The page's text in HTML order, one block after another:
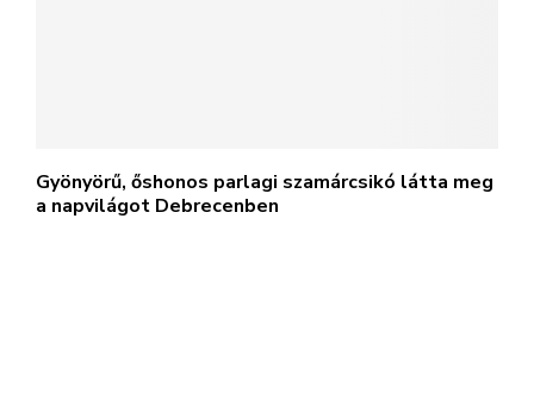
Gyönyörű, őshonos parlagi szamárcsikó látta meg
a napvilágot Debrecenben